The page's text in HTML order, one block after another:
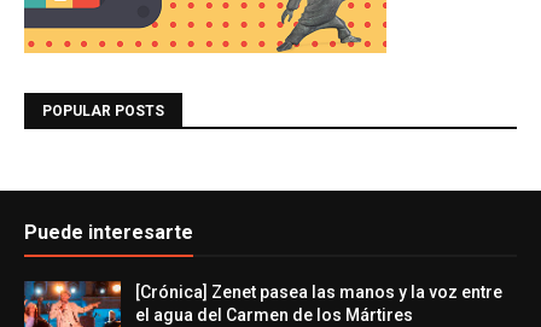
POPULAR POSTS
Puede interesarte
[Crónica] Zenet pasea las manos y la voz entre
el agua del Carmen de los Mártires